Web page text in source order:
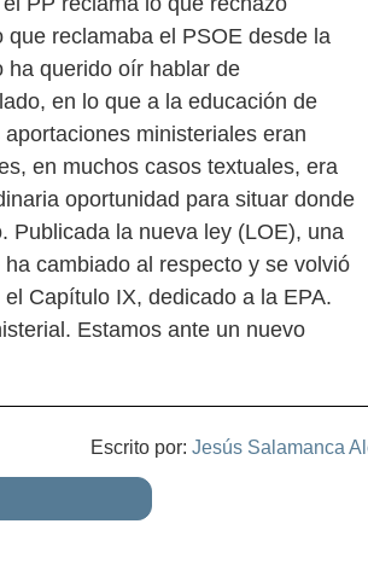
reclamaba el PSOE desde la
ha querido oír hablar de
en lo que a la educación de
ministeriales eran
en muchos casos textuales, era
oportunidad para situar donde
Publicada la nueva ley (LOE), una
ha cambiado al respecto y se volvió
Capítulo IX, dedicado a la EPA.
Estamos ante un nuevo
Escrito por: Jesús Salamanca